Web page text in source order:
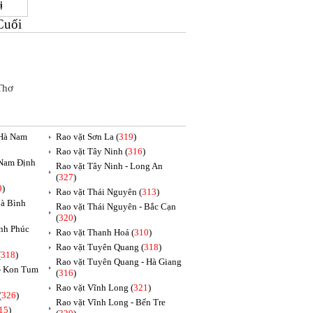
Nam
Định
)
Bình
Phúc
318)
Kon Tum
326)
)
Rao vặt Sơn La (319)
Rao vặt Tây Ninh (316)
Rao vặt Tây Ninh - Long An
(327)
Rao vặt Thái Nguyên (313)
Rao vặt Thái Nguyên - Bắc Cạn
(320)
Rao vặt Thanh Hoá (310)
Rao vặt Tuyên Quang (318)
Rao vặt Tuyên Quang - Hà Giang
(316)
Rao vặt Vĩnh Long (321)
Rao vặt Vĩnh Long - Bến Tre